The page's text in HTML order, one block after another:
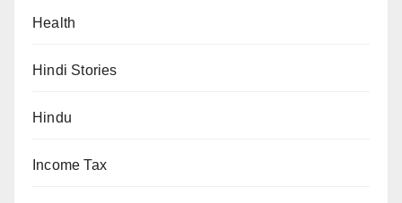
Health
Hindi Stories
Hindu
Income Tax